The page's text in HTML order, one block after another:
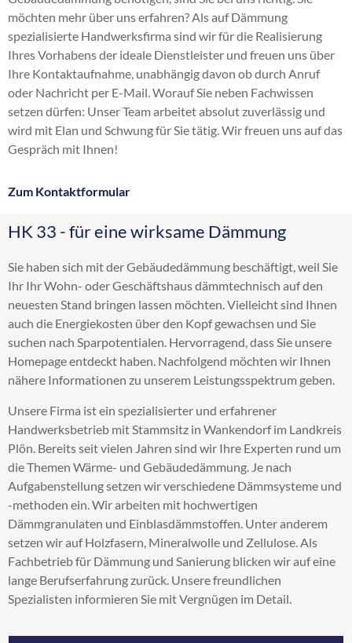
HK 33 - für eine wirksame Dämmung
Sie haben sich mit der Gebäudedämmung beschäftigt, weil Sie
Ihr Ihr Wohn- oder Geschäftshaus dämmtechnisch auf den
neuesten Stand bringen lassen möchten. Vielleicht sind Ihnen
auch die Energiekosten über den Kopf gewachsen und Sie
suchen nach Sparpotentialen. Hervorragend, dass Sie unsere
Homepage entdeckt haben. Nachfolgend möchten wir Ihnen
nähere Informationen zu unserem Leistungsspektrum geben.
Unsere Firma ist ein spezialisierter und erfahrener
Handwerksbetrieb mit Stammsitz in Wankendorf im Landkreis
Plön. Bereits seit vielen Jahren sind wir Ihre Experten rund um
die Themen Wärme- und Gebäudedämmung. Je nach
Aufgabenstellung setzen wir verschiedene Dämmsysteme und
-methoden ein. Wir arbeiten mit hochwertigen
Dämmgranulaten und Einblasdämmstoffen. Unter anderem
setzen wir auf Holzfasern, Mineralwolle und Zellulose. Als
Fachbetrieb für Dämmung und Sanierung blicken wir auf eine
lange Berufserfahrung zurück. Unsere freundlichen
Spezialisten informieren Sie mit Vergnügen im Detail.
Dachdämmung
Dachschrägendämmung
Dämmung
Einblasdämmung
Einblasen
energetische Sanierung
Flachdachdämmung
Fußbodendämmung
Gebäudedämmung
Hohlraumdämmung
Innendämmung
Kerndämmung
Obergeschossdeckendämmung
Steicozell
Supafil
Untersparrendämmung
Wärmedämmung
Zellulosedämmung
möchten mehr über uns erfahren? Als auf Dämmung
spezialisierte Handwerksfirma sind wir für die Realisierung
Ihres Vorhabens der ideale Dienstleister und freuen uns über
Ihre Kontaktaufnahme, unabhängig davon ob durch Anruf
oder Nachricht per E-Mail. Worauf Sie neben Fachwissen
setzen dürfen: Unser Team arbeitet absolut zuverlässig und
wird mit Elan und Schwung für Sie tätig. Wir freuen uns auf das
Gespräch mit Ihnen!
Zum Kontaktformular